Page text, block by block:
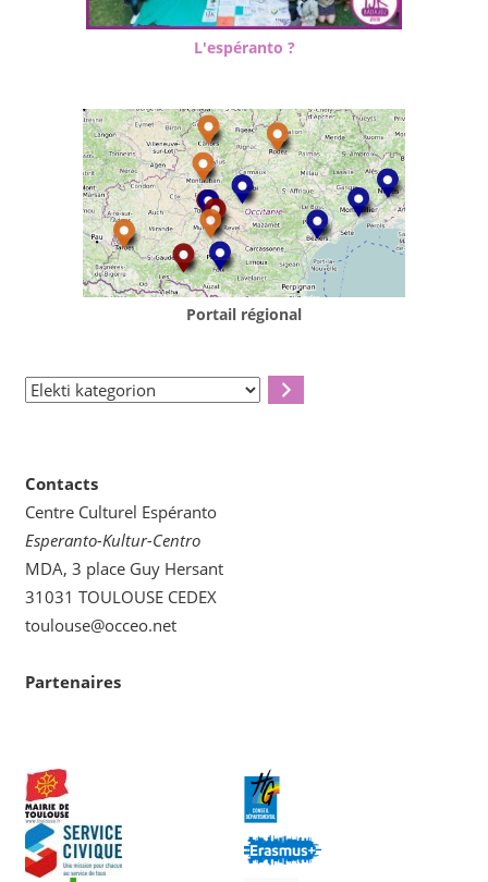
L'espéranto ?
Portail régional
Elekti
Contacts
Centre Culturel Espéranto
Esperanto-Kultur-Centro
MDA, 3 place Guy Hersant
31031 TOULOUSE CEDEX
toulouse@occeo.net
Partenaires